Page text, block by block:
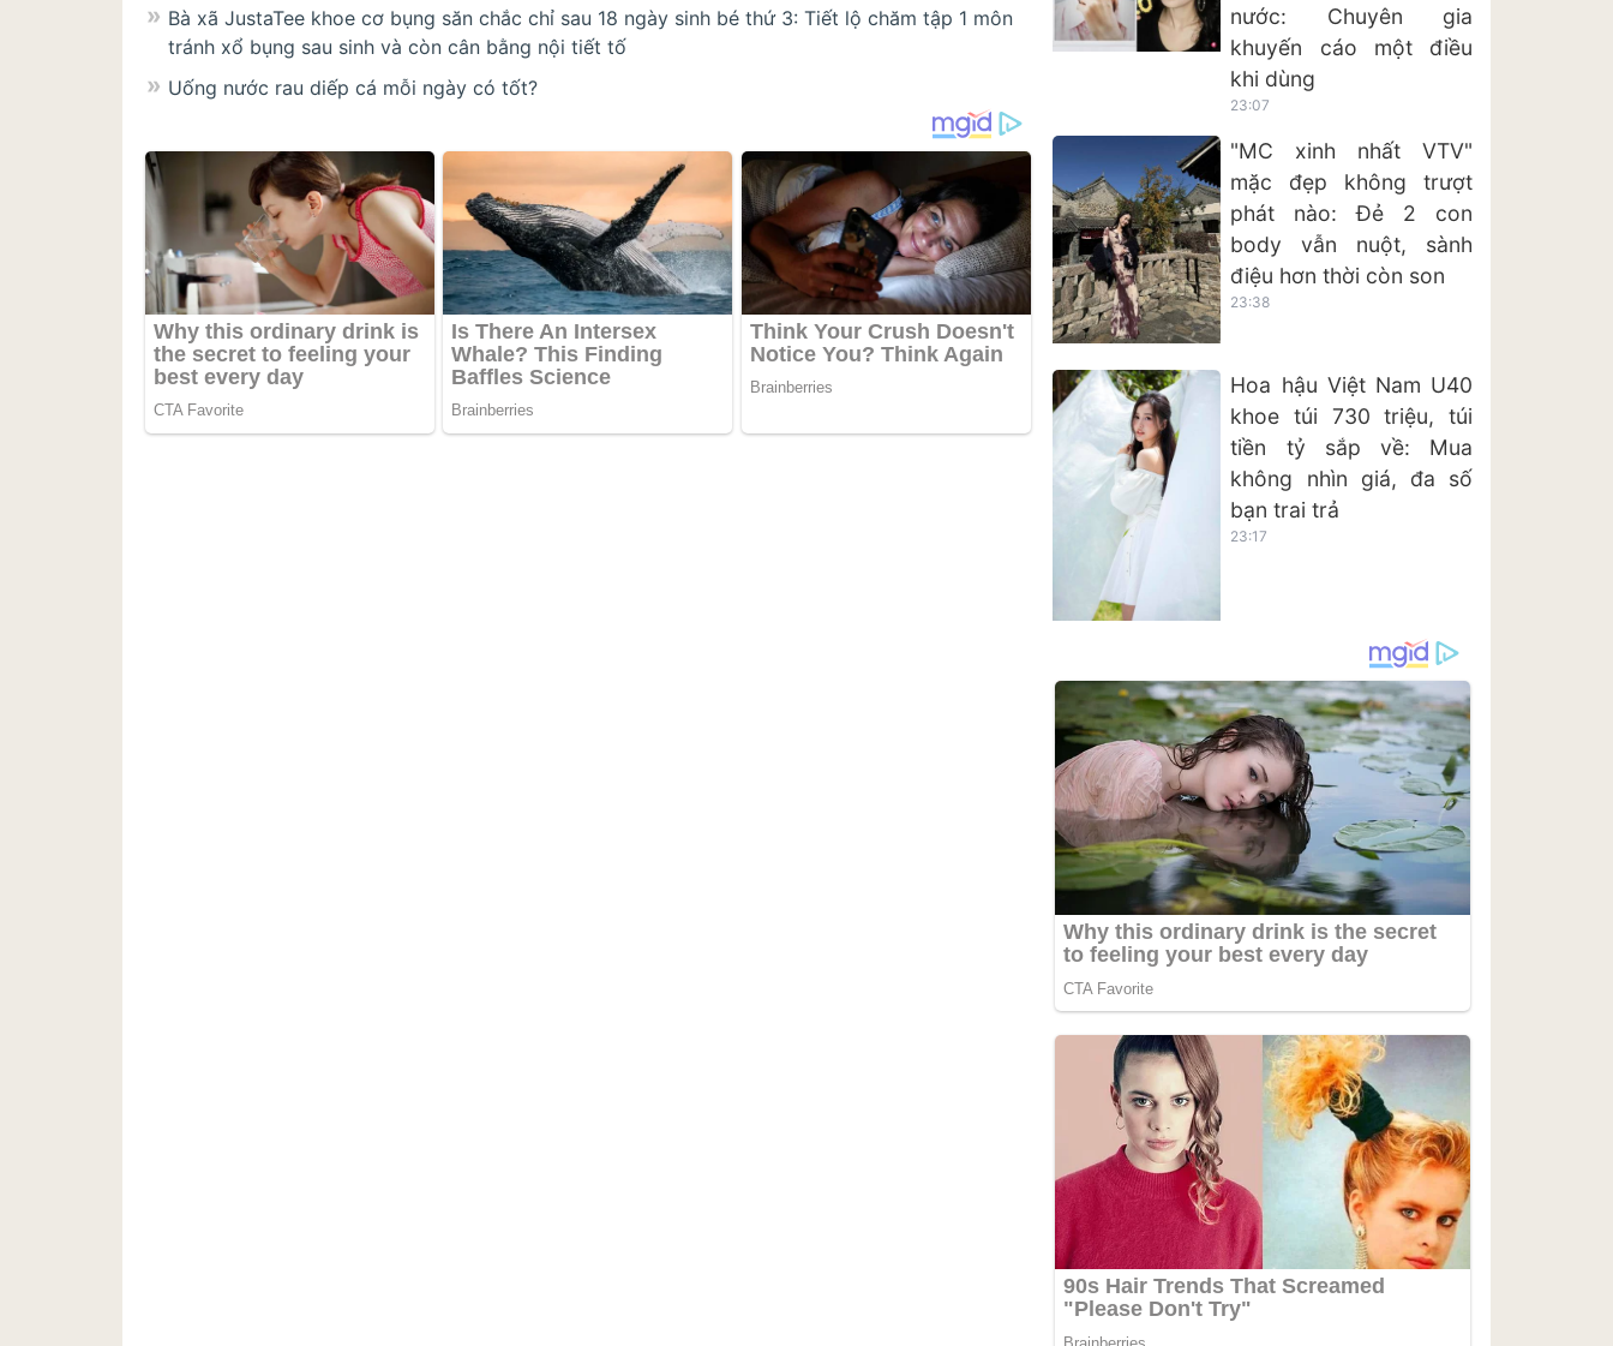
Bà xã JustaTee khoe cơ bụng săn chắc chỉ sau 18 ngày sinh bé thứ 3: Tiết lộ chăm tập 1 môn
tránh xổ bụng sau sinh và còn cân bằng nội tiết tố
Uống nước rau diếp cá mỗi ngày có tốt?
nước: Chuyên gia
khuyến cáo một điều
khi dùng
23:07
"MC xinh nhất VTV"
mặc đẹp không trượt
phát nào: Đẻ 2 con
body vẫn nuột, sành
điệu hơn thời còn son
23:38
Hoa hậu Việt Nam U40
khoe túi 730 triệu, túi
tiền tỷ sắp về: Mua
không nhìn giá, đa số
bạn trai trả
23:17